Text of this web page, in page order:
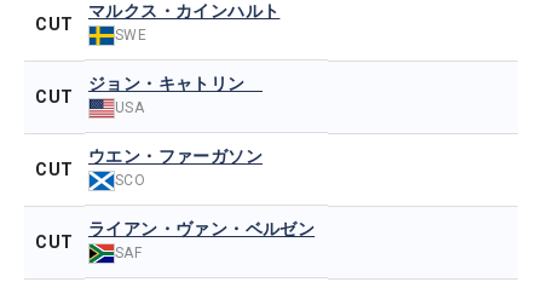
CUT
マルクス・カインハルト
SWE
CUT
ジョン・キャトリン
USA
CUT
ウエン・ファーガソン
SCO
CUT
ライアン・ヴァン・ベルゼン
SAF